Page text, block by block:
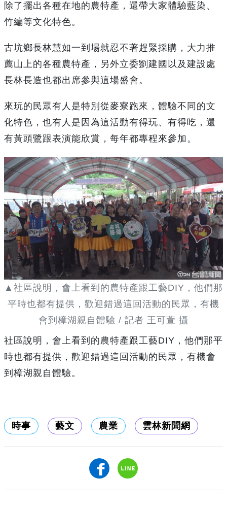
除了擺出各種在地的農特產，還帶大家體驗藍染、
竹編等文化特色。
古坑鄉長林慧如一到場就忍不著趕緊採購，大力推
薦山上的各種農特產，另外立委劉建國以及建設處
長林長造也都出席參與這場盛會。
來玩的民眾有人是特別從麥寮跑來，體驗不同的文
化特色，也有人是因為這活動有得玩、有得吃，還
有黃頭鷺跟表演能欣賞，每年都專程來參加。
▲社區說明，會上看到的農特產跟工藝DIY，他們那
平時也都有提供，歡迎錯過這回活動的民眾，有機
會到樟湖親自體驗 / 記者 王可萱 攝
社區說明，會上看到的農特產跟工藝DIY，他們那平
時也都有提供，歡迎錯過這回活動的民眾，有機會
到樟湖親自體驗。
時事 藝文 農業 雲林新聞網